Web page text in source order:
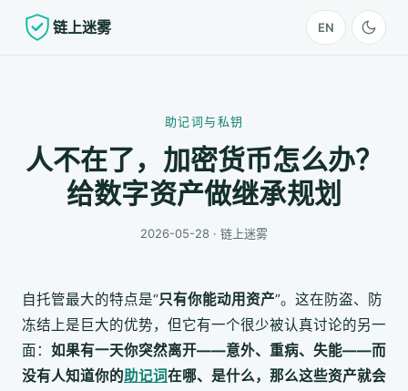
链上迷雾 EN
助记词与私钥
人不在了，加密货币怎么办？
给数字资产做继承规划
2026-05-28 · 链上迷雾
自托管最大的特点是“只有你能动用资产”。这在防盗、防
冻结上是巨大的优势，但它有一个很少被认真讨论的另一
面： 如果有一天你突然离开——意外、重病、失能——而
没有人知道你的助记词在哪、是什么，那么这些资产就会